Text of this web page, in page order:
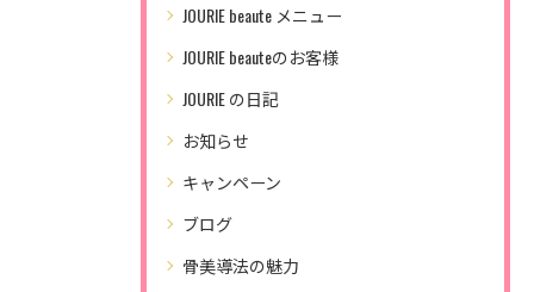
JOURIE beaute メニュー
JOURIE beauteのお客様
JOURIE の日記
お知らせ
キャンペーン
ブログ
骨美導法の魅力